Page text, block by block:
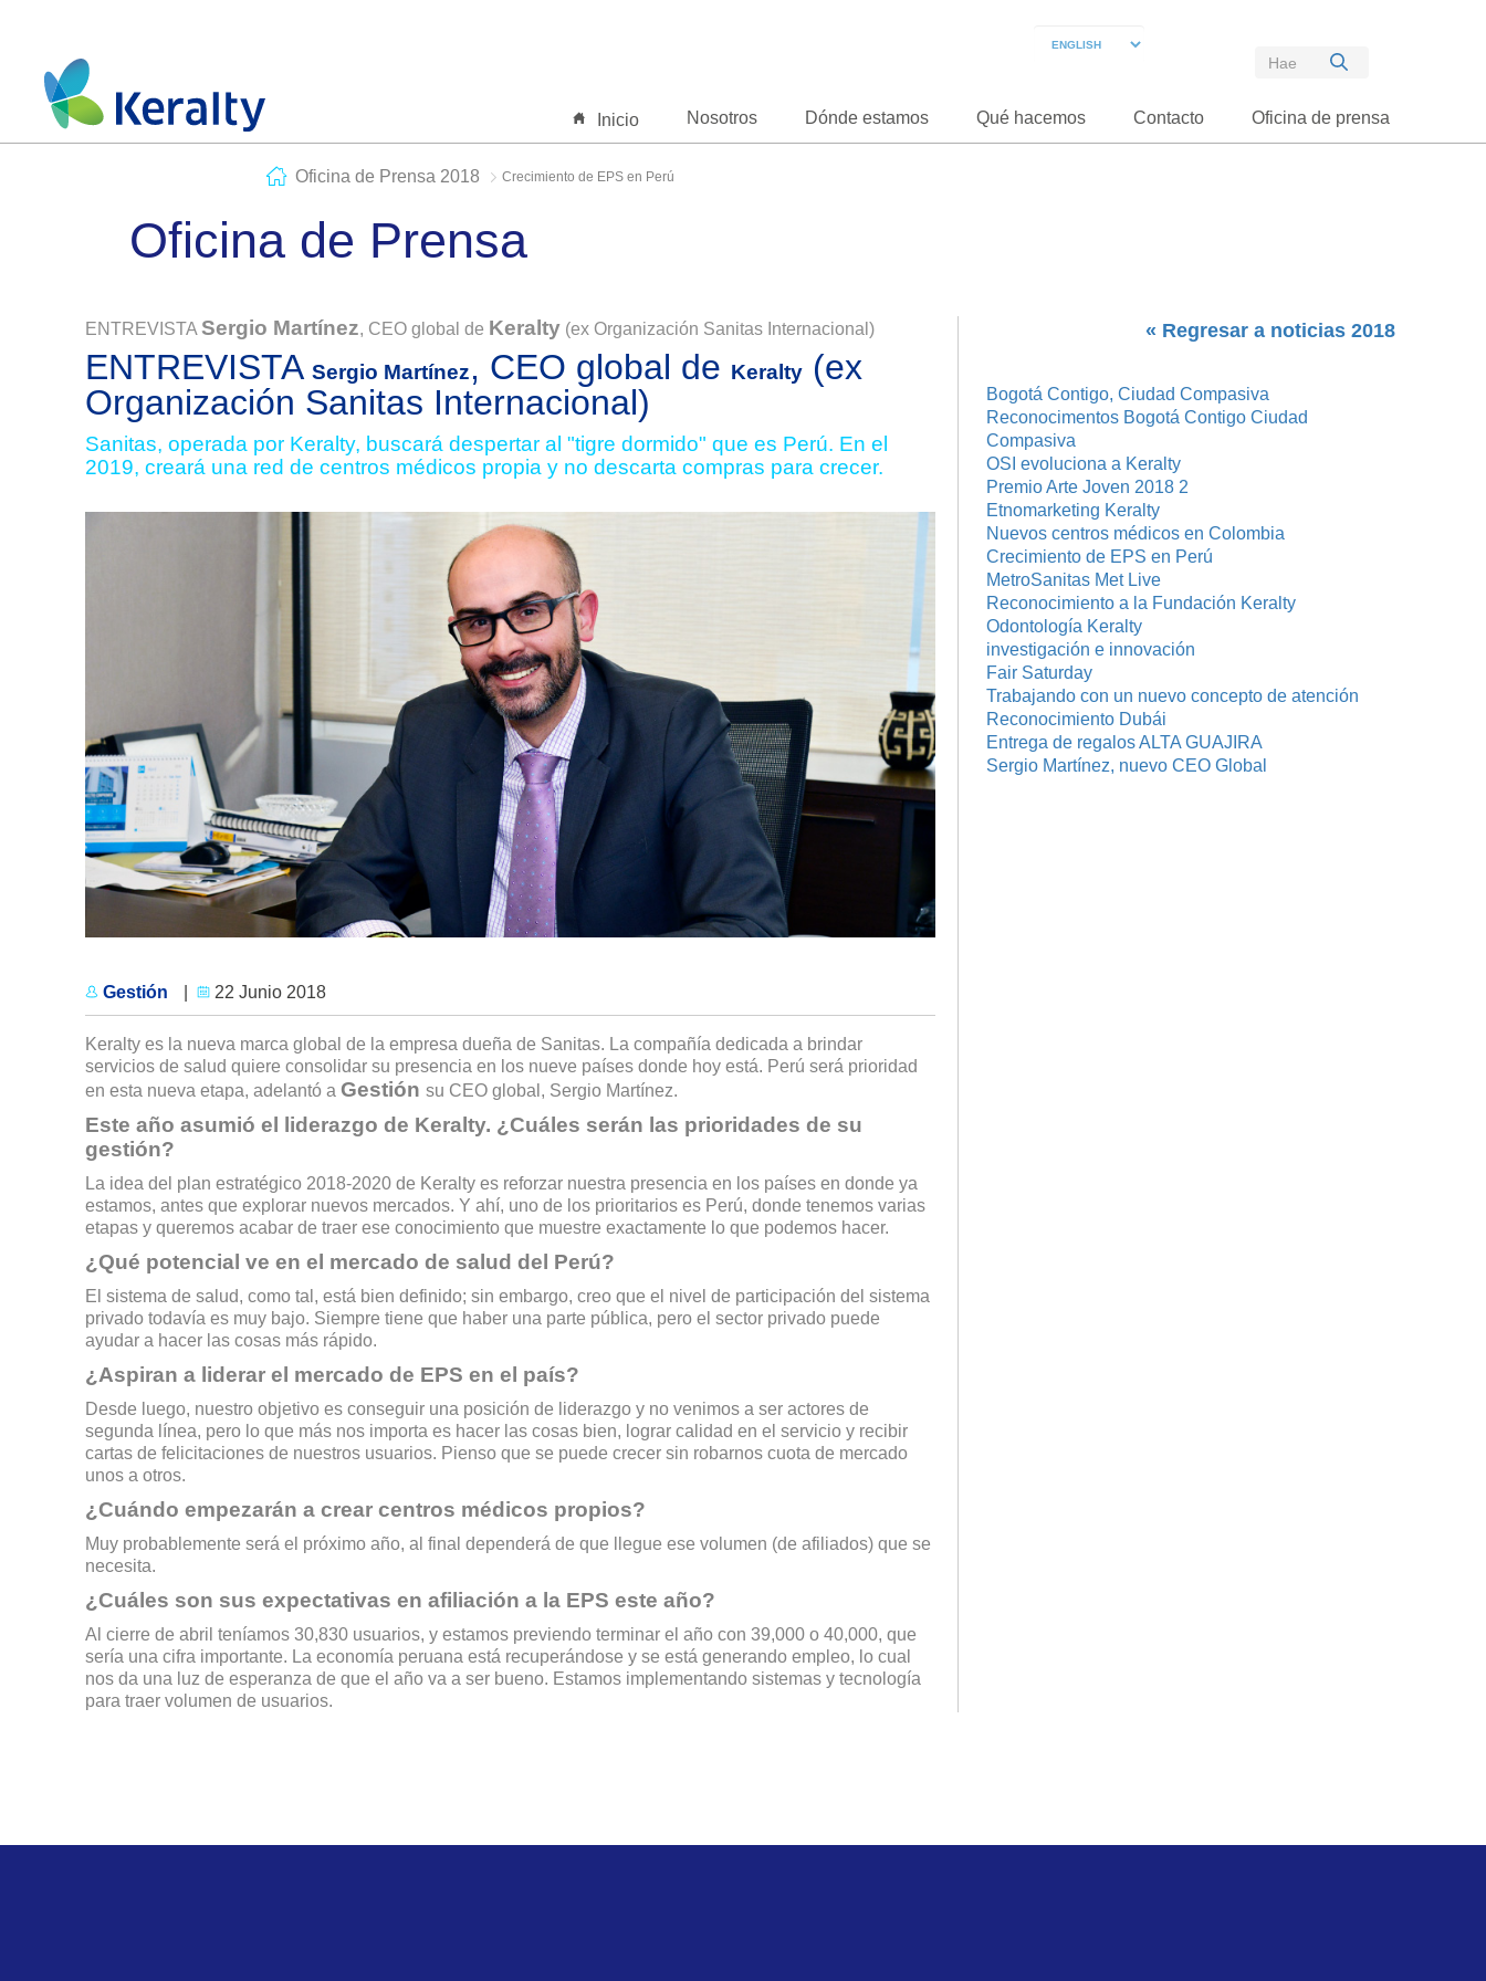
Inicio Nosotros Dónde estamos Qué hacemos Contacto Oficina de prensa
Oficina de Prensa 2018 Crecimiento de EPS en Perú
Oficina de Prensa
ENTREVISTA Sergio Martínez, CEO global de Keralty(ex Organización Sanitas Internacional)
ENTREVISTA Sergio Martínez, CEO global de Keralty(ex
Organización Sanitas Internacional)
Sanitas, operada por Keralty, buscará despertar al "tigre dormido" que es Perú. En el
2019, creará una red de centros médicos propia y no descarta compras para crecer.
Gestión 22 Junio 2018
Keralty es la nueva marca global de la empresa dueña de Sanitas. La compañía dedicada a brindar
servicios de salud quiere consolidar su presencia en los nueve países donde hoy está. Perú será prioridad
en esta nueva etapa, adelantó a Gestión su CEO global, Sergio Martínez.
Este año asumió el liderazgo de Keralty. ¿Cuáles serán las prioridades de su
gestión?
La idea del plan estratégico 2018-2020 de Keralty es reforzar nuestra presencia en los países en donde ya
estamos, antes que explorar nuevos mercados. Y ahí, uno de los prioritarios es Perú, donde tenemos varias
etapas y queremos acabar de traer ese conocimiento que muestre exactamente lo que podemos hacer.
¿Qué potencial ve en el mercado de salud del Perú?
El sistema de salud, como tal, está bien definido; sin embargo, creo que el nivel de participación del sistema
privado todavía es muy bajo. Siempre tiene que haber una parte pública, pero el sector privado puede
ayudar a hacer las cosas más rápido.
¿Aspiran a liderar el mercado de EPS en el país?
Desde luego, nuestro objetivo es conseguir una posición de liderazgo y no venimos a ser actores de
segunda línea, pero lo que más nos importa es hacer las cosas bien, lograr calidad en el servicio y recibir
cartas de felicitaciones de nuestros usuarios. Pienso que se puede crecer sin robarnos cuota de mercado
unos a otros.
¿Cuándo empezarán a crear centros médicos propios?
Muy probablemente será el próximo año, al final dependerá de que llegue ese volumen (de afiliados) que se
necesita.
¿Cuáles son sus expectativas en afiliación a la EPS este año?
Al cierre de abril teníamos 30,830 usuarios, y estamos previendo terminar el año con 39,000 o 40,000, que
sería una cifra importante. La economía peruana está recuperándose y se está generando empleo, lo cual
nos da una luz de esperanza de que el año va a ser bueno. Estamos implementando sistemas y tecnología
para traer volumen de usuarios.
« Regresar a noticias 2018
Bogotá Contigo, Ciudad Compasiva
Reconocimentos Bogotá Contigo Ciudad
Compasiva
OSI evoluciona a Keralty
Premio Arte Joven 2018 2
Etnomarketing Keralty
Nuevos centros médicos en Colombia
Crecimiento de EPS en Perú
MetroSanitas Met Live
Reconocimiento a la Fundación Keralty
Odontología Keralty
investigación e innovación
Fair Saturday
Trabajando con un nuevo concepto de atención
Reconocimiento Dubái
Entrega de regalos ALTA GUAJIRA
Sergio Martínez, nuevo CEO Global